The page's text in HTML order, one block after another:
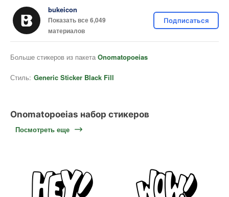
bukeicon
Показать все 6,049
материалов
Подписаться
Больше стикеров из пакета Onomatopoeias
Стиль: Generic Sticker Black Fill
Onomatopoeias набор стикеров
Посмотреть еще